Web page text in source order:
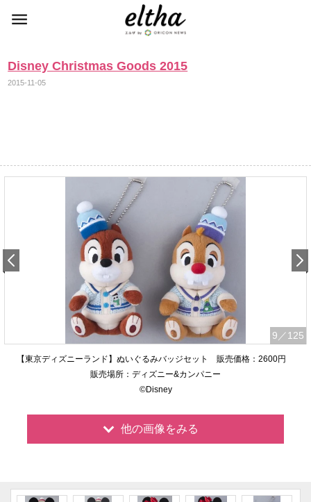
Disney Christmas Goods 2015
2015-11-05
9 ／125
【東京ディズニーランド】ぬいぐるみバッジセット 販売価格：2600円
販売場所：ディズニー&カンパニー
©Disney
他の画像をみる